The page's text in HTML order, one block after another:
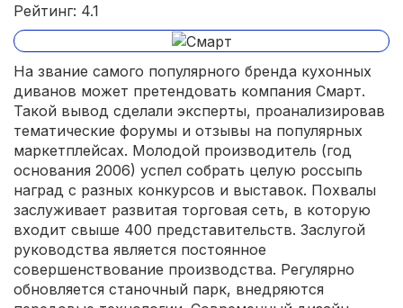
Рейтинг: 4.1
На звание самого популярного бренда кухонных
диванов может претендовать компания Смарт.
Такой вывод сделали эксперты, проанализировав
тематические форумы и отзывы на популярных
маркетплейсах. Молодой производитель (год
основания 2006) успел собрать целую россыпь
наград с разных конкурсов и выставок. Похвалы
заслуживает развитая торговая сеть, в которую
входит свыше 400 представительств. Заслугой
руководства является постоянное
совершенствование производства. Регулярно
обновляется станочный парк, внедряются